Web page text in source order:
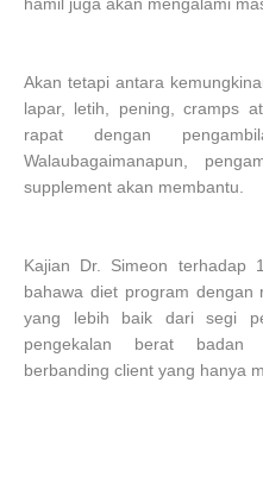
Akan tetapi antara
lapar, letih, pening, cramps
rapat dengan
Walaubagaimanapun,
supplement akan membantu.
Kajian Dr. Simeon terhadap
bahawa diet program dengan
yang lebih baik dari segi
pengekalan berat badan
berbanding client yang hanya